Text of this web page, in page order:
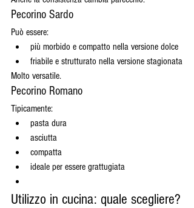
Pecorino Sardo
Può essere:
più morbido e compatto nella versione dolce
friabile e strutturato nella versione stagionata
Molto versatile.
Pecorino Romano
Tipicamente:
pasta dura
asciutta
compatta
ideale per essere grattugiata
Utilizzo in cucina: quale scegliere?